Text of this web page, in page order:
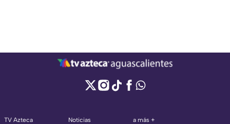
TV Azteca
Noticias
a más +